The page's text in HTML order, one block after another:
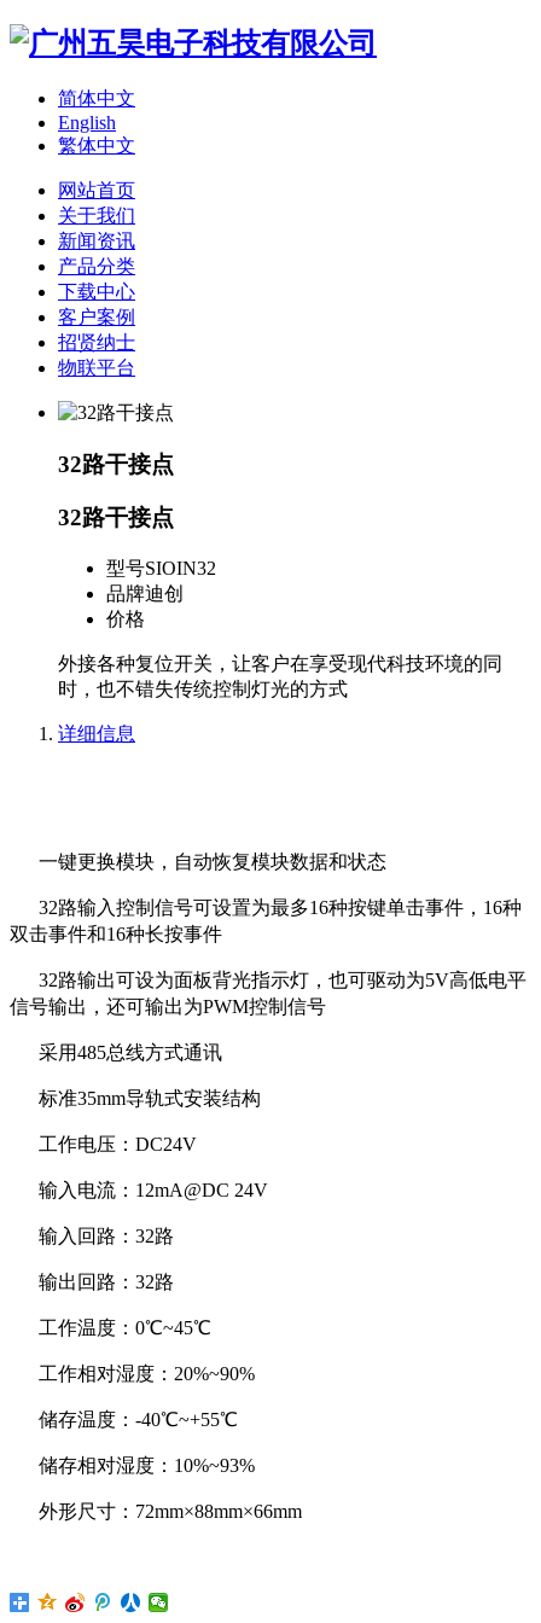
简体中文
English
繁体中文
网站首页
关于我们
新闻资讯
产品分类
下载中心
客户案例
招贤纳士
物联平台
32路干接点
32路干接点
型号SIOIN32
品牌迪创
价格
外接各种复位开关，让客户在享受现代科技环境的同
时，也不错失传统控制灯光的方式
详细信息
一键更换模块，自动恢复模块数据和状态
32路输入控制信号可设置为最多16种按键单击事件，16种
双击事件和16种长按事件
32路输出可设为面板背光指示灯，也可驱动为5V高低电平
信号输出，还可输出为PWM控制信号
采用485总线方式通讯
标准35mm导轨式安装结构
工作电压：DC24V
输入电流：12mA@DC 24V
输入回路：32路
输出回路：32路
工作温度：0℃~45℃
工作相对湿度：20%~90%
储存温度：-40℃~+55℃
储存相对湿度：10%~93%
外形尺寸：72mm×88mm×66mm